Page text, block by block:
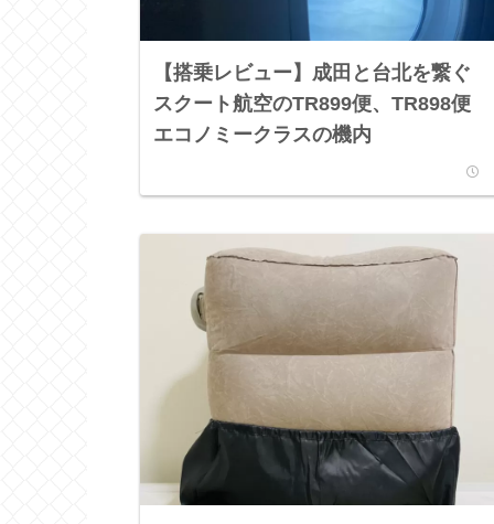
【搭乗レビュー】成田と台北を繋ぐ
スクート航空のTR899便、TR898便
エコノミークラスの機内